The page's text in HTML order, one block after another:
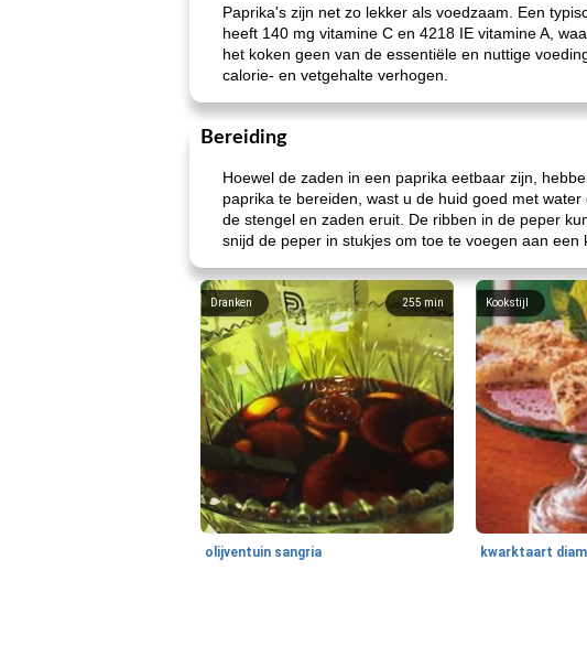
Paprika's zijn net zo lekker als voedzaam. Een
heeft 140 mg vitamine C en 4218 IE vitamine A,
het koken geen van de essentiële en nuttige
calorie- en vetgehalte verhogen.
Bereiding
Hoewel de zaden in een paprika eetbaar zijn,
paprika te bereiden, wast u de huid goed met
de stengel en zaden eruit. De ribben in de peper
snijd de peper in stukjes om toe te voegen aan een
255 min
Dranken
olijventuin sangria
Kookstijl
kwarktaart